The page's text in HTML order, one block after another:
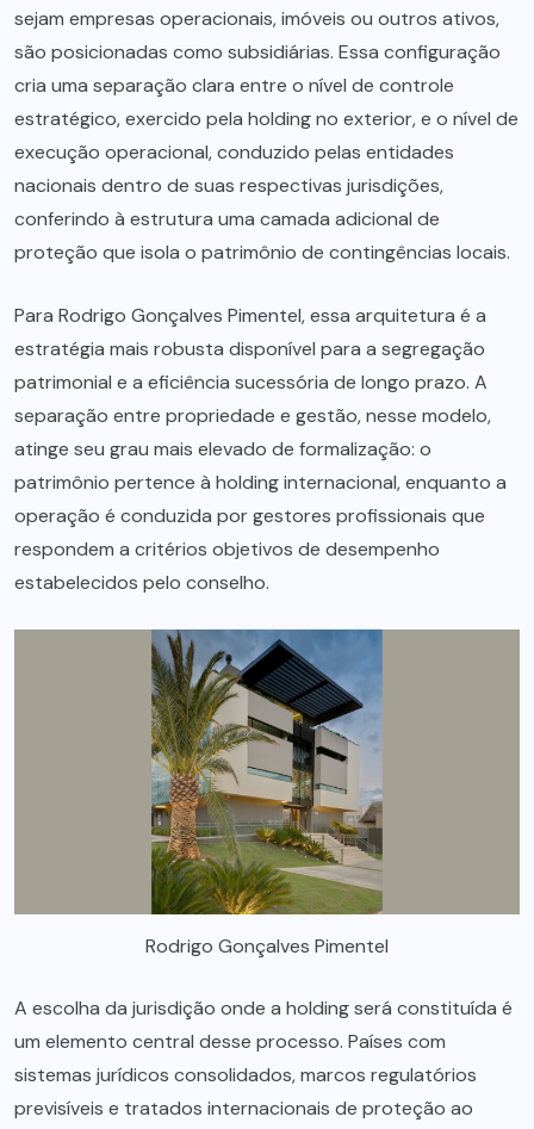
sejam empresas operacionais, imóveis ou outros ativos,
são posicionadas como subsidiárias. Essa configuração
cria uma separação clara entre o nível de controle
estratégico, exercido pela holding no exterior, e o nível de
execução operacional, conduzido pelas entidades
nacionais dentro de suas respectivas jurisdições,
conferindo à estrutura uma camada adicional de
proteção que isola o patrimônio de contingências locais.
Para Rodrigo Gonçalves Pimentel, essa arquitetura é a
estratégia mais robusta disponível para a segregação
patrimonial e a eficiência sucessória de longo prazo. A
separação entre propriedade e gestão, nesse modelo,
atinge seu grau mais elevado de formalização: o
patrimônio pertence à holding internacional, enquanto a
operação é conduzida por gestores profissionais que
respondem a critérios objetivos de desempenho
estabelecidos pelo conselho.
Rodrigo Gonçalves Pimentel
A escolha da jurisdição onde a holding será constituída é
um elemento central desse processo. Países com
sistemas jurídicos consolidados, marcos regulatórios
previsíveis e tratados internacionais de proteção ao